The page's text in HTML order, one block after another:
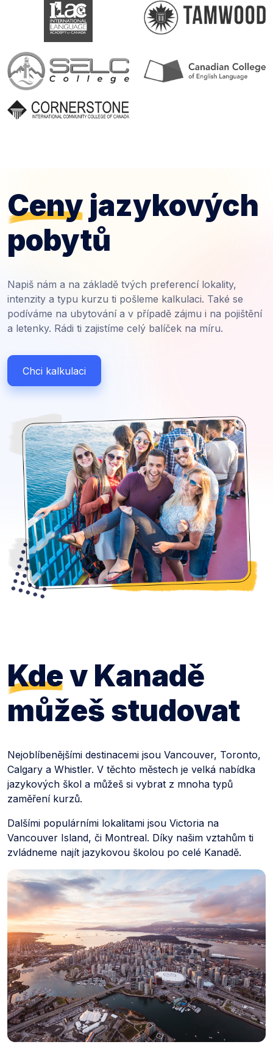
Ceny jazykových
pobytů
Napiš nám a na základě tvých preferencí lokality,
intenzity a typu kurzu ti pošleme kalkulaci. Také se
podíváme na ubytování a v případě zájmu i na pojištění
a letenky. Rádi ti zajistíme celý balíček na míru.
Chci kalkulaci
Kdev Kanadě
můžeš studovat
Nejoblíbenějšími destinacemi jsou Vancouver, Toronto,
Calgary a Whistler. V těchto městech je velká nabídka
jazykových škol a můžeš si vybrat z mnoha typů
zaměření kurzů.
Dalšími populárními lokalitami jsou Victoria na
Vancouver Island, či Montreal. Díky našim vztahům ti
zvládneme najít jazykovou školou po celé Kanadě.